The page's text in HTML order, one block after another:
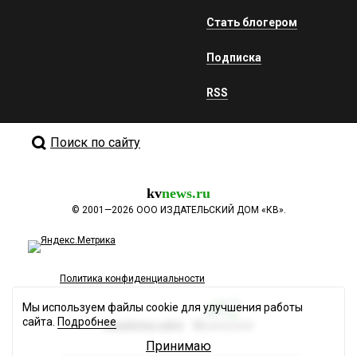
Стать блогером
Подписка
RSS
Поиск по сайту
kvnews.ru
© 2001—2026 ООО ИЗДАТЕЛЬСКИЙ ДОМ «КВ».
Политика конфиденциальности
Разработка сайта
Мы используем файлы cookie для улучшения работы
сайта. Подробнее
Принимаю